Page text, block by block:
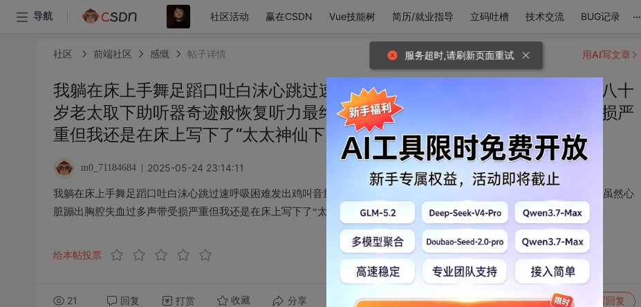
导航 社区活动 赢在CSDN Vue技能树 简历/就业指导 立码吐槽 技术交流 BUG记录 ...
社区 前端社区 感慨 帖子详情
我躺在床上手舞足蹈口吐白沫心跳过速呼吸困难发出鸡叫音量过高使得楼上八十
岁老太取下助听器奇迹般恢复听力最终我虽然心脏蹦出胸腔失血过多声带受损严
重但我还是在床上写下了“太太神仙下凡辛苦了！”九个大字！
m0_71184684 2025-05-24 23:14:11
我躺在床上手舞足蹈口吐白沫心跳过速呼吸困难发出鸡叫音量过高使得楼上八十岁老太取下助听器奇迹般恢复听力最终我虽然心
脏蹦出胸腔失血过多声带受损严重但我还是在床上写下了“太太神仙下凡辛苦了！”九个大字！
给本帖投票
21 回复 打赏 收藏 分享 转发到动态 举报 写回复
用AI写文章
服务超时,请刷新页面重试